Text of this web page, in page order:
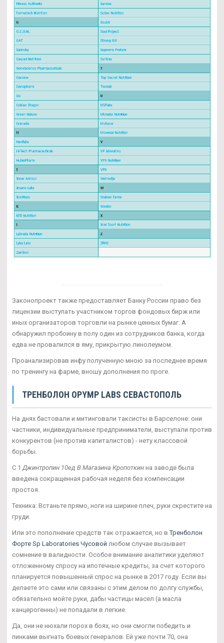
Законопроект также предоставляет Банку России право без
лицензии выступать участником торгов фондовых бирж или
иных организаторов торговли на рынке ценных бумаг. А
обнаружил пробоину в полу один из сотрудников банка, когда
едва не провалился в яму, прикрытую линолеумом.
Проанализировав инфу полученную мною за последнее время
по тренингу на фарме, вношу дополнения по проге.
ТРЕНБОЛОН OPYMP LABS СЕВАСТОПОЛЬ
На днях бастовали и митинговали таксисты в Барселоне: они
частники, индивидуальные предприниматели, выступали против
конкурентов (не против капиталистов) - нету классовой
борьбы.
С 1 Джинтропин 10ед В Магазина Кропоткин на заводе была
введена сокращенная рабочая неделя без компенсации
простоя.
Техника: Встаньте прямо, ноги на ширине плеч, руки скрестите на
груди.
Или это пополнение средств так отражается, но вТренболон
Форте Sp Laboratories Чусовой любом случае вызывает
сомнение в валидности. Особое внимание аналитики уделяют
отложенному спросу на ипотечные кредиты, за счет которого
планируется повышенный спрос на рынке в 2017 году. Если вы
делаете это сами или связаны с этим делом по долгу службы,
обязательно мойте руки, дабы частицы масел (а масла
канцерогенны) не попадали в легкие.
Да, они не нюхали порох в боях, но они смогли победить и
пинками выгнать боевых генералов. Ей уже почти 70, она